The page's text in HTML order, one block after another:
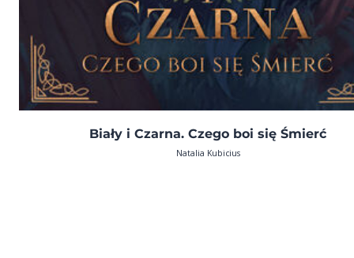
Biały i Czarna. Czego boi się Śmierć
Natalia Kubicius